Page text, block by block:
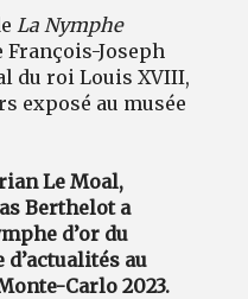
La Nymphe
François-Joseph
du roi Louis XVIII,
exposé au musée
Le Moal,
Berthelot a
d’or du
au
Carlo 2023.